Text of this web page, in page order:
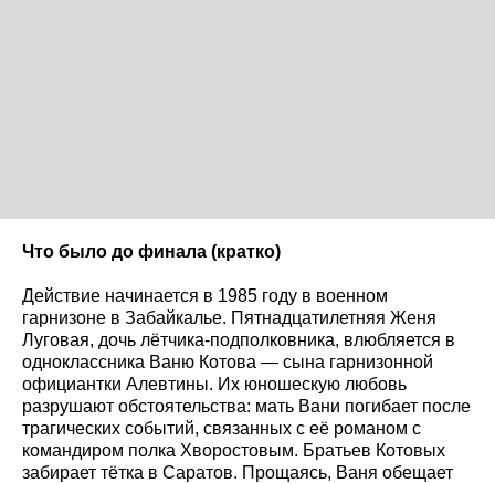
Что было до финала (кратко)
Действие начинается в 1985 году в военном
гарнизоне в Забайкалье. Пятнадцатилетняя Женя
Луговая, дочь лётчика-подполковника, влюбляется в
одноклассника Ваню Котова — сына гарнизонной
официантки Алевтины. Их юношескую любовь
разрушают обстоятельства: мать Вани погибает после
трагических событий, связанных с её романом с
командиром полка Хворостовым. Братьев Котовых
забирает тётка в Саратов. Прощаясь, Ваня обещает